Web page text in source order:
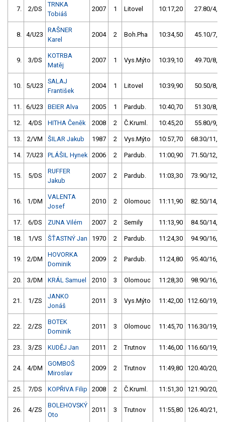
7. 2/DS
TRNKA
Tobiáš
2007 1 Litovel 10:17,20 27.80/4,7
8. 4/U23
RAŠNER
Karel
2004 2 Boh.Pha 10:34,50 45.10/7,7
9. 3/DS
KOTRBA
Matěj
2007 1 Vys.Mýto 10:39,10 49.70/8,4
10. 5/U23
SALAJ
František
2004 1 Litovel 10:39,90 50.50/8,6
11. 6/U23 BEIER Alva 2005 1 Pardub. 10:40,70 51.30/8,7
12. 4/DS HITHA Čeněk 2008 2 Č.Kruml. 10:45,20 55.80/9,5
13. 2/VM ŠILAR Jakub 1987 2 Vys.Mýto 10:57,70 68.30/11,6
14. 7/U23 PLÁŠIL Hynek 2006 2 Pardub. 11:00,90 71.50/12,1
15. 5/DS
RUFFER
Jakub
2007 2 Pardub. 11:03,30 73.90/12,5
16. 1/DM
VALENTA
Josef
2010 2 Olomouc 11:11,90 82.50/14,0
17. 6/DS ZUNA Vilém 2007 2 Semily 11:13,90 84.50/14,3
18. 1/VS ŠŤASTNÝ Jan 1970 2 Pardub. 11:24,30 94.90/16,1
19. 2/DM
HOVORKA
Dominik
2009 2 Pardub. 11:24,80 95.40/16,2
20. 3/DM KRÁL Samuel 2010 3 Olomouc 11:28,30 98.90/16,8
21. 1/ZS
JANKO
Jonáš
2011 3 Vys.Mýto 11:42,00 112.60/19,1
22. 2/ZS
BOTEK
Dominik
2011 3 Olomouc 11:45,70 116.30/19,7
23. 3/ZS KUDĚJ Jan 2011 2 Trutnov 11:46,00 116.60/19,8
24. 4/DM
GOMBOŠ
Miroslav
2009 2 Trutnov 11:49,80 120.40/20,4
25. 7/DS KOPŘIVA Filip 2008 2 Č.Kruml. 11:51,30 121.90/20,7
26. 4/ZS
BOLEHOVSKÝ
Oto
2011 3 Trutnov 11:55,80 126.40/21,4